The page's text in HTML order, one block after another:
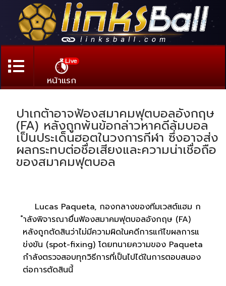
Live
หน้าแรก
ปาเกต้าอาจฟ้องสมาคมฟุตบอลอังกฤษ
(FA) หลังถูกพ้นข้อกล่าวหาคดีล้มบอล
เป็นประเด็นฮอตในวงการกีฬา ซึ่งอาจส่ง
ผลกระทบต่อชื่อเสียงและความน่าเชื่อถือ
ของสมาคมฟุตบอล
Lucas Paqueta, กองกลางของทีมเวสต์แฮม ก
ำลังพิจารณายื่นฟ้องสมาคมฟุตบอลอังกฤษ (FA)
หลังถูกตัดสินว่าไม่มีความผิดในคดีการแก้ไขผลการแ
ข่งขัน (spot-fixing) โดยทนายความของ Paqueta
กำลังตรวจสอบทุกวิธีการที่เป็นไปได้ในการตอบสนอง
ต่อการตัดสินนี้